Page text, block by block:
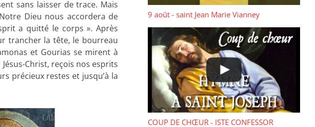
sans laisser de trace. Mais
Dieu nous accordera de
a quitté le corps ». Après
trancher la tête, le bourreau
et Gourias se mirent à
Christ, reçois nos esprits
précieux restes et jusqu’à la
9 août - saint Jean Marie Vianney
COUP DE CHŒUR - ISTE CONFESSOR